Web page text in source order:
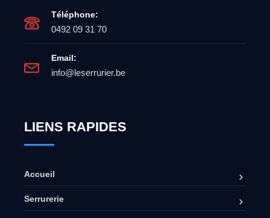
Téléphone:
0492 09 31 70
Email:
info@leserrurier.be
LIENS RAPIDES
Accueil
Serrurerie